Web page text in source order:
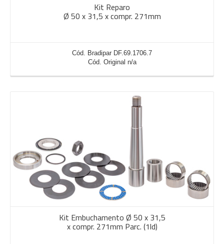
Kit Reparo
Ø 50 x 31,5 x compr. 271mm
Cód. Bradipar DF.69.1706.7
Cód. Original n/a
Kit Embuchamento Ø 50 x 31,5
x compr. 271mm Parc. (1ld)